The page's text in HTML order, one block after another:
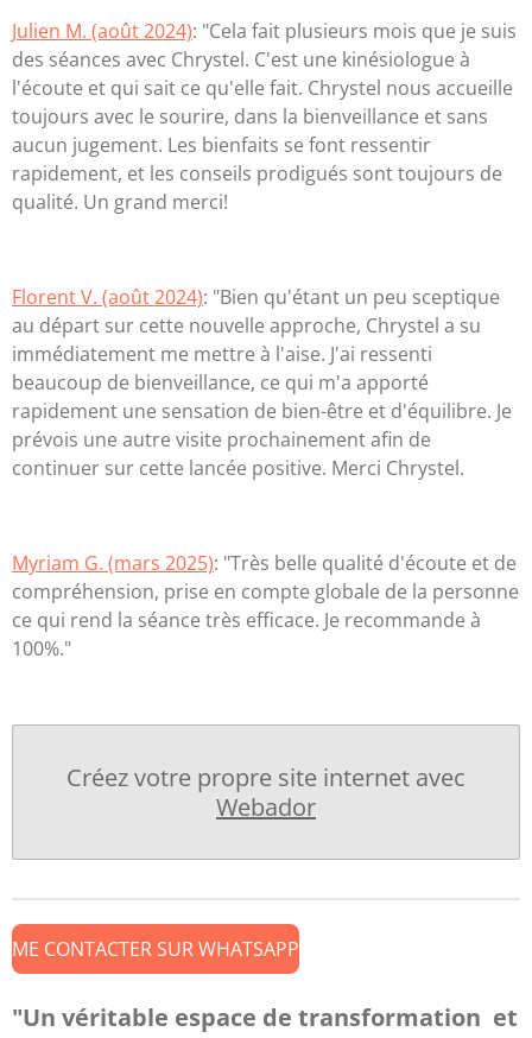
Julien M. (août 2024): "Cela fait plusieurs mois que je suis
des séances avec Chrystel. C'est une kinésiologue à
l'écoute et qui sait ce qu'elle fait. Chrystel nous accueille
toujours avec le sourire, dans la bienveillance et sans
aucun jugement. Les bienfaits se font ressentir
rapidement, et les conseils prodigués sont toujours de
qualité. Un grand merci!
Florent V. (août 2024): "Bien qu'étant un peu sceptique
au départ sur cette nouvelle approche, Chrystel a su
immédiatement me mettre à l'aise. J'ai ressenti
beaucoup de bienveillance, ce qui m'a apporté
rapidement une sensation de bien-être et d'équilibre. Je
prévois une autre visite prochainement afin de
continuer sur cette lancée positive. Merci Chrystel.
Myriam G. (mars 2025): "Très belle qualité d'écoute et de
compréhension, prise en compte globale de la personne
ce qui rend la séance très efficace. Je recommande à
100%."
Créez votre propre site internet avec
Webador
ME CONTACTER SUR WHATSAPP
"Un véritable espace de transformation et